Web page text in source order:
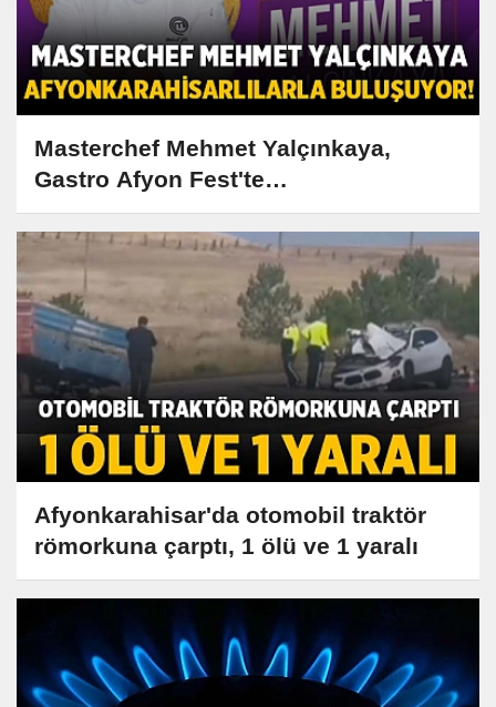
Masterchef Mehmet Yalçınkaya,
Gastro Afyon Fest'te
Afyonkarahisarlılarla Buluşuyor!
Afyonkarahisar'da otomobil traktör
römorkuna çarptı, 1 ölü ve 1 yaralı